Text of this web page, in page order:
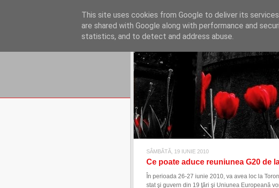
REFLECŢII ECONOMICE
blog de reflecţii, informaţii şi opinii economice
SÂMBĂTĂ, 19 IUNIE 2010
Ce poate aduce reuniunea G20 de
În perioada 26-27 iunie 2010, va avea loc la
stat şi guvern din 19 ţări şi Uniunea Europeană
This site uses cookies from Google to deliver its
are shared with Google along with performance and
statistics, and to detect and address abuse.